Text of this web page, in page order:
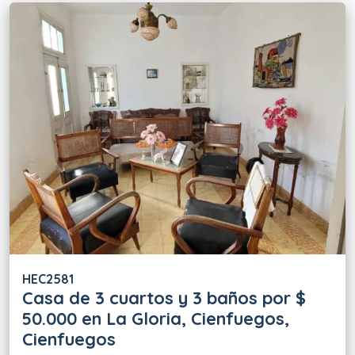
HEC2581
Casa de 3 cuartos y 3 baños por $
50.000 en La Gloria, Cienfuegos,
Cienfuegos